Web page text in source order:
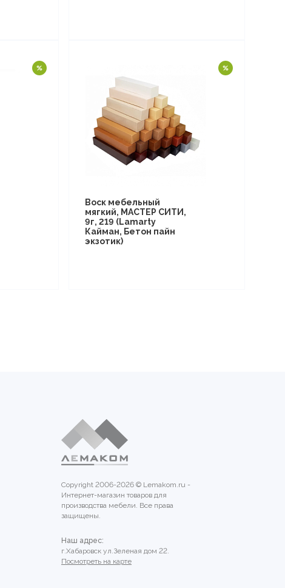
Воск мебельный
мягкий, МАСТЕР СИТИ,
9г, 219 (Lamarty
Кайман, Бетон пайн
экзотик)
Copyright 2006-2026 © Lemakom.ru -
Интернет-магазин товаров для
производства мебели. Все права
защищены.
Наш адрес:
г.Хабаровск ул.Зеленая дом 22.
Посмотреть на карте